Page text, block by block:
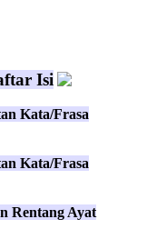
Isi
Kata/Frasa
Kata/Frasa
Rentang Ayat